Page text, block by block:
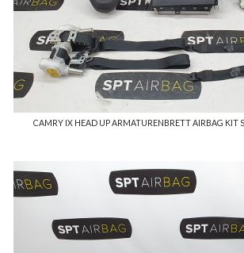
CAMRY IX HEAD UP ARMATURENBRETT AIRBAG KIT